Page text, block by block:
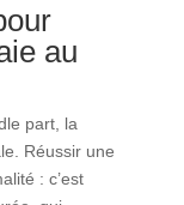
au
part, la
Réussir une
: c’est